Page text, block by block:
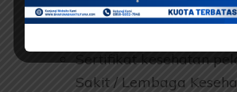
Kenal Lahir
Sertifikat Basic Safety
Sertifikat kesehatan
Sakit / Lembaga